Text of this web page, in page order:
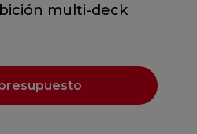
multi-deck